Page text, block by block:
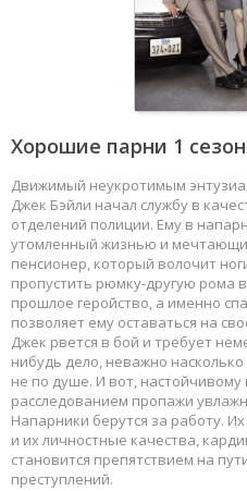
Хорошие парни 1
Движимый неукротимым
Джек Бэйли начал службу в
отделений полиции. Ему в
утомленный жизнью и
пенсионер, который волочит
пропустить рюмку-другую рома
прошлое геройство, а именно
позволяет ему оставаться на
Джек рвется в бой и требует
нибудь дело, неважно
не по душе. И вот, настойчивому
расследованием пропажи
Напарники берутся за работу.
и их личностные качества,
становится препятствием на
преступлений.